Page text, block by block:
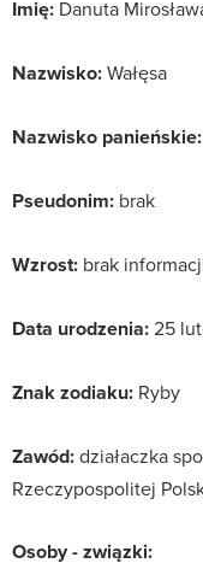
Imię: Danuta
Nazwisko:Wałęsa
Nazwisko panieńskie:
Pseudonim: brak
Wzrost: brak
Data urodzenia:25
Znak zodiaku: Ryby
Zawód:działaczka
Rzeczypospolitej
Osoby - związki: